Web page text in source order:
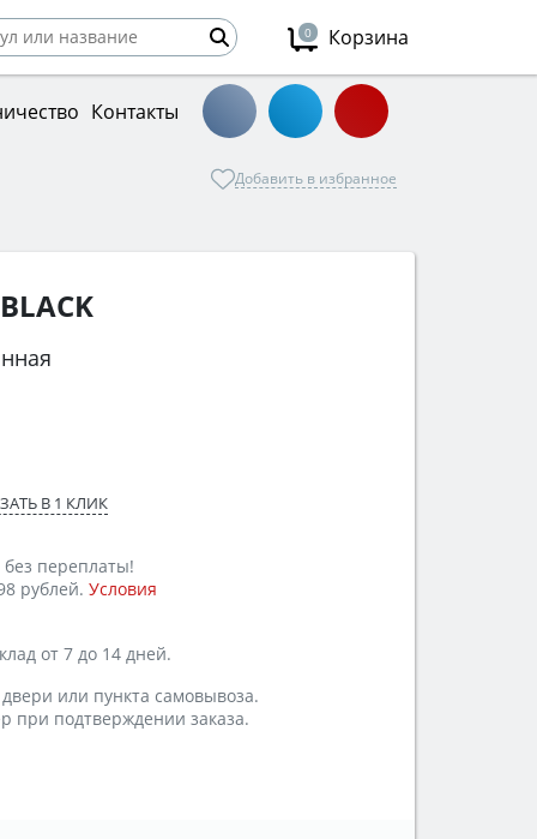
0 Корзина
Контакты
Добавить в избранное
В 1 КЛИК
переплаты!
рублей. Условия
от 7 до 14 дней.
или пункта самовывоза.
при подтверждении заказа.